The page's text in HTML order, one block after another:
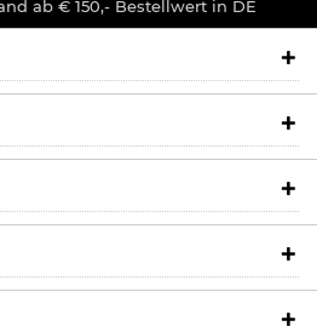
ab € 150,- Bestellwert in DE